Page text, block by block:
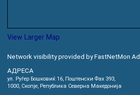
View Larger Map
Network visibility provided by FastNetMon
АДРЕСА
ул. Руѓер Бошковиќ 16, Пoштенски Фах 393,
1000, Скопје, Република Северна Македонија